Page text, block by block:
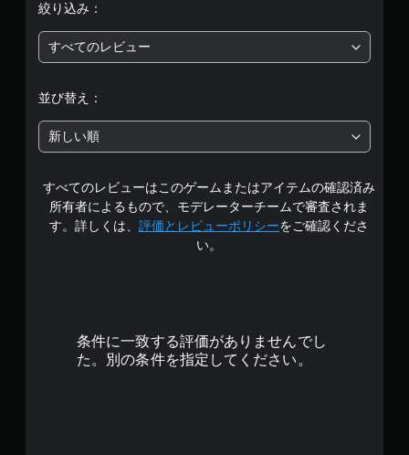
5
段
中
の
4
.
絞り込み：
すべてのレビュー
並び替え：
新しい順
すべてのレビューはこのゲームまたはアイテムの確認済み
所有者によるもので、モデレーターチームで審査されま
す。詳しくは、 評価とレビューポリシーをご確認くださ
い。
条件に一致する評価がありませんでし
た。別の条件を指定してください。